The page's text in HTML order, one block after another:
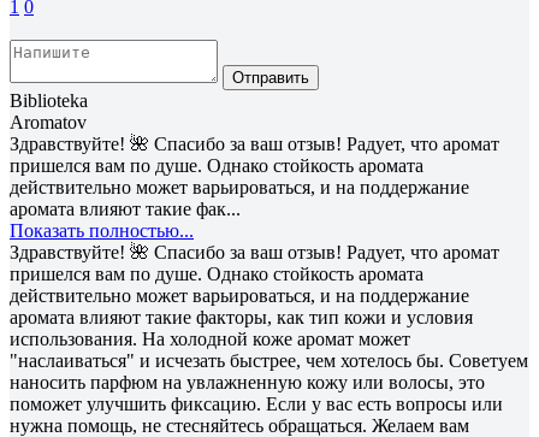
1 0
Отправить
Biblioteka
Aromatov
Здравствуйте! 🌺 Спасибо за ваш отзыв! Радует, что аромат
пришелся вам по душе. Однако стойкость аромата
действительно может варьироваться, и на поддержание
аромата влияют такие фак...
Показать полностью...
Здравствуйте! 🌺 Спасибо за ваш отзыв! Радует, что аромат
пришелся вам по душе. Однако стойкость аромата
действительно может варьироваться, и на поддержание
аромата влияют такие факторы, как тип кожи и условия
использования. На холодной коже аромат может
"наслаиваться" и исчезать быстрее, чем хотелось бы. Советуем
наносить парфюм на увлажненную кожу или волосы, это
поможет улучшить фиксацию. Если у вас есть вопросы или
нужна помощь, не стесняйтесь обращаться. Желаем вам